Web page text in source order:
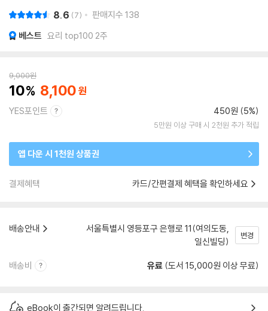
8.6 7 판매지수 138
베스트 요리 top100 2주
9,000원
10 8,100
YES포인트 450원 (5%)
5만원 이상 구매 시 2천원 추가 적립
앱 다운 시 1천원 상품권
결제혜택 카드/간편결제 혜택을 확인하세요
배송안내
서울특별시 영등포구 은행로 11(여의도동,
일신빌딩)
변경
배송비 유료 (도서 15,000원 이상 무료)
eBook이 출간되면 알려드립니다.